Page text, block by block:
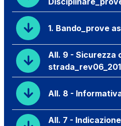
1. Bando_prove
All. 9 - Sicurezza
All. 8 -
All. 7 -